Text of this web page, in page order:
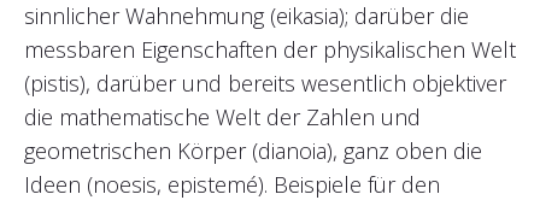
sinnlicher Wahnehmung (eikasia); darüber die
messbaren Eigenschaften der physikalischen Welt
(pistis), darüber und bereits wesentlich objektiver
die mathematische Welt der Zahlen und
geometrischen Körper (dianoia), ganz oben die
Ideen (noesis, epistemé). Beispiele für den